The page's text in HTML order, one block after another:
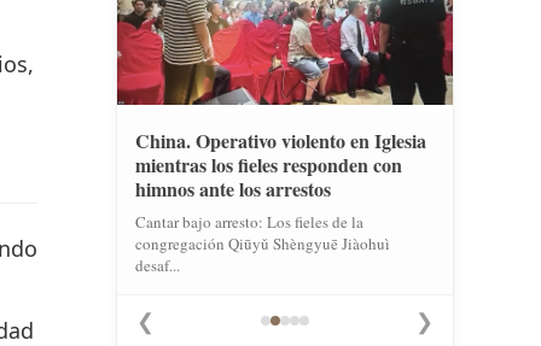
China. Operativo violento en Iglesia
mientras los fieles responden con
himnos ante los arrestos
Cantar bajo arresto: Los fieles de la
congregación Qiūyǔ Shèngyuē Jiàohuì
desaf...
❮ ❯